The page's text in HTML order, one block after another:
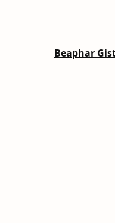
Beaphar